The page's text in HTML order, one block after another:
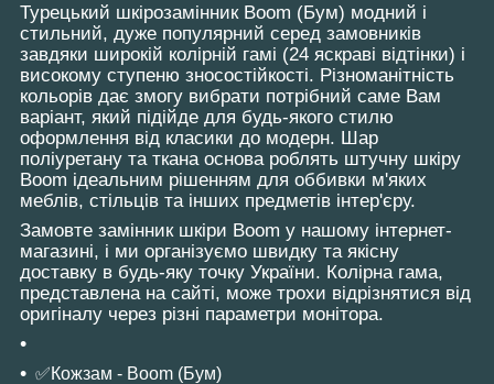
Турецький шкірозамінник Boom (Бум) модний і
стильний, дуже популярний серед замовників
завдяки широкій колірній гамі (24 яскраві відтінки) і
високому ступеню зносостійкості. Різноманітність
кольорів дає змогу вибрати потрібний саме Вам
варіант, який підійде для будь-якого стилю
оформлення від класики до модерн. Шар
поліуретану та ткана основа роблять штучну шкіру
Boom ідеальним рішенням для оббивки м'яких
меблів, стільців та інших предметів інтер'єру.
Замовте замінник шкіри Boom у нашому інтернет-
магазині, і ми організуємо швидку та якісну
доставку в будь-яку точку України. Колірна гама,
представлена на сайті, може трохи відрізнятися від
оригіналу через різні параметри монітора.
✅Кожзам - Boom (Бум)